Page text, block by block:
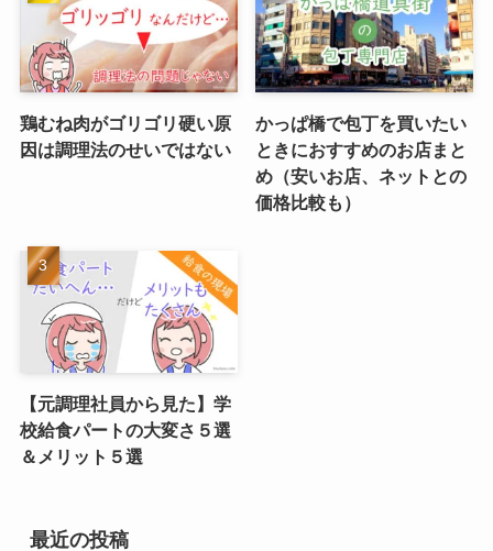
鶏むね肉がゴリゴリ硬い原
因は調理法のせいではない
かっぱ橋で包丁を買いたい
ときにおすすめのお店まと
め（安いお店、ネットとの
価格比較も）
【元調理社員から見た】学
校給食パートの大変さ５選
＆メリット５選
最近の投稿